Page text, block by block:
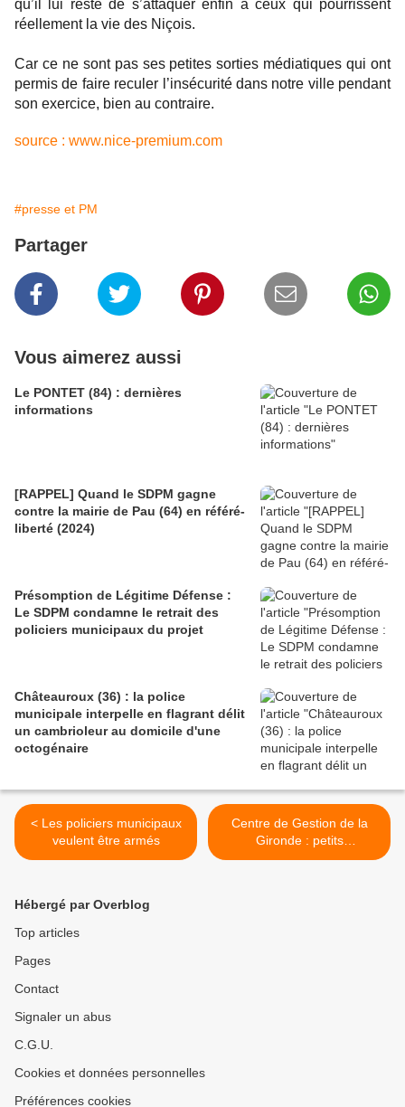
qu’il lui reste de s’attaquer enfin à ceux qui pourrissent
réellement la vie des Niçois.
Car ce ne sont pas ses petites sorties médiatiques qui ont
permis de faire reculer l’insécurité dans notre ville pendant
son exercice, bien au contraire.
source : www.nice-premium.com
#presse et PM
Partager
Vous aimerez aussi
Le PONTET (84) : dernières
informations
[RAPPEL] Quand le SDPM gagne
contre la mairie de Pau (64) en référé-
liberté (2024)
Présomption de Légitime Défense :
Le SDPM condamne le retrait des
policiers municipaux du projet
Châteauroux (36) : la police
municipale interpelle en flagrant délit
un cambrioleur au domicile d'une
octogénaire
< Les policiers municipaux
veulent être armés
Centre de Gestion de la
Gironde : petits
arrangements entre amis,
Hébergé par Overblog
Top articles
Pages
Contact
Signaler un abus
C.G.U.
Cookies et données personnelles
Préférences cookies